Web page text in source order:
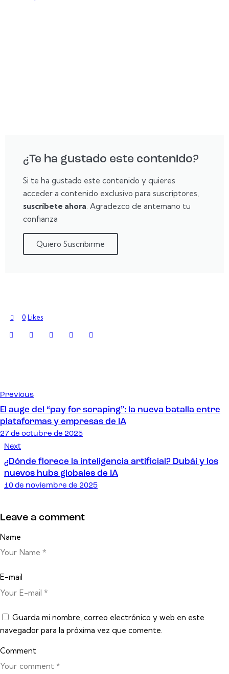
¿Te ha gustado este contenido?
Si te ha gustado este contenido y quieres
acceder a contenido exclusivo para suscriptores,
suscríbete ahora. Agradezco de antemano tu
confianza
Quiero Suscribirme
0 Likes
Previous
El auge del “pay for scraping”: la nueva batalla entre
plataformas y empresas de IA
27 de octubre de 2025
Next
¿Dónde florece la inteligencia artificial? Dubái y los
nuevos hubs globales de IA
10 de noviembre de 2025
Leave a comment
Name
E-mail
Guarda mi nombre, correo electrónico y web en este
navegador para la próxima vez que comente.
Comment